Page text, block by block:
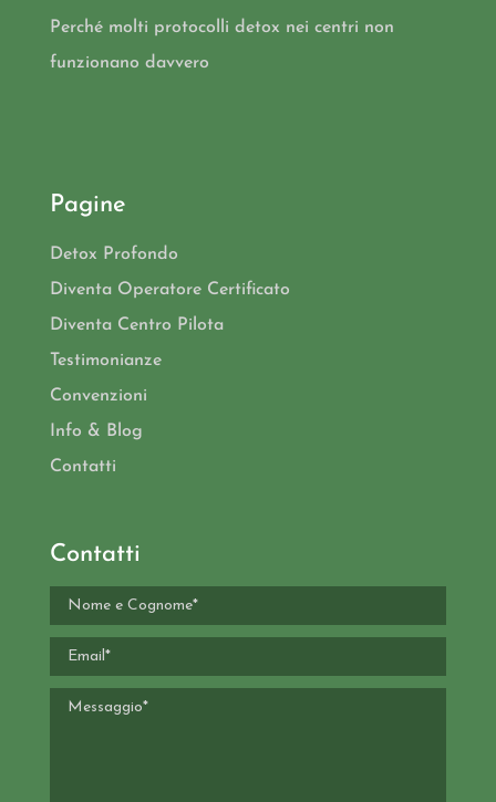
Perché molti protocolli detox nei centri non
funzionano davvero
Pagine
Detox Profondo
Diventa Operatore Certificato
Diventa Centro Pilota
Testimonianze
Convenzioni
Info & Blog
Contatti
Contatti